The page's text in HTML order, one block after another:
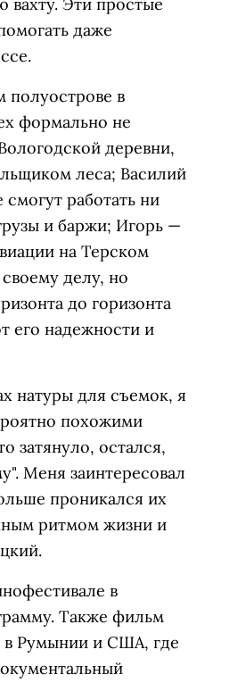
даже
полуострове в
формально не
деревни,
леса; Василий
работать ни
и баржи; Игорь —
на Терском
делу, но
до горизонта
его надежности и
натуры для съемок, я
похожими
затянуло, остался,
Меня заинтересовал
проникался их
ритмом жизни и
в
Также фильм
в Румынии и США, где